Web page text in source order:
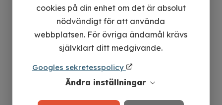
cookies på din enhet om det är absolut
nödvändigt för att använda
webbplatsen. För övriga ändamål krävs
självklart ditt medgivande.
Googles sekretesspolicy
Ändra inställningar
Köpguide för ATV-vagnar – hitta rätt
vagn för dina behov
En ATV-vagn är ett ovärderligt redskap för